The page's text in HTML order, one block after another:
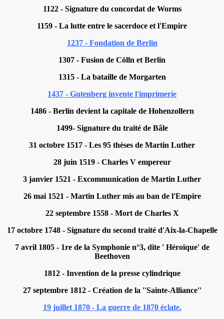
1122 - Signature du concordat de Worms
1159 - La lutte entre le sacerdoce et l'Empire
1237 - Fondation de Berlin
1307 - Fusion de Cölln et Berlin
1315 - La bataille de Morgarten
1437 - Gutenberg invente l'imprimerie
1486 - Berlin devient la capitale de Hohenzollern
1499- Signature du traité de Bâle
31 octobre 1517 - Les 95 thèses de Martin Luther
28 juin 1519 - Charles V empereur
3 janvier 1521 - Excommunication de Martin Luther
26 mai 1521 - Martin Luther mis au ban de l'Empire
22 septembre 1558 - Mort de Charles X
17 octobre 1748 - Signature du second traité d'Aix-la-Chapelle
7 avril 1805 - 1re de la Symphonie n°3, dite ' Héroïque' de
Beethoven
1812 - Invention de la presse cylindrique
27 septembre 1812 - Création de la ''Sainte-Alliance''
19 juillet 1870 - La guerre de 1870 éclate.